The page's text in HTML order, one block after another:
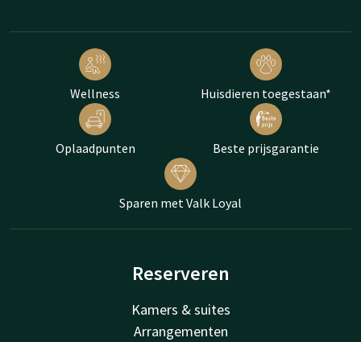
Wellness Huisdieren toegestaan*
Oplaadpunten Beste prijsgarantie
Sparen met Valk Loyal
Reserveren
Kamers & suites
Arrangementen